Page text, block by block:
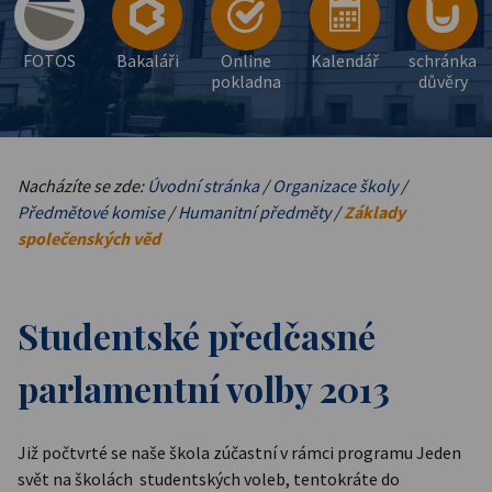
FOTOS Bakaláři
Online
pokladna
Kalendář
schránka
důvěry
Nacházíte se zde: Úvodní stránka/Organizace školy/
Předmětové komise/Humanitní předměty/Základy
společenských věd
Studentské předčasné
parlamentní volby 2013
Již počtvrté se naše škola zúčastní v rámci programu Jeden
svět na školách studentských voleb, tentokráte do